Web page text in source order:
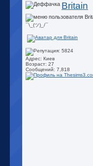
Britain
¯\_(ツ)_/¯
Адрес: Киев
Возраст: 27
Сообщений: 7,818